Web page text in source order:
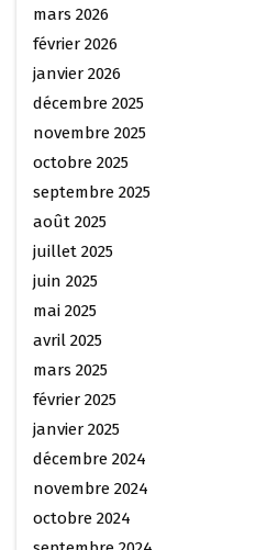
mars 2026
février 2026
janvier 2026
décembre 2025
novembre 2025
octobre 2025
septembre 2025
août 2025
juillet 2025
juin 2025
mai 2025
avril 2025
mars 2025
février 2025
janvier 2025
décembre 2024
novembre 2024
octobre 2024